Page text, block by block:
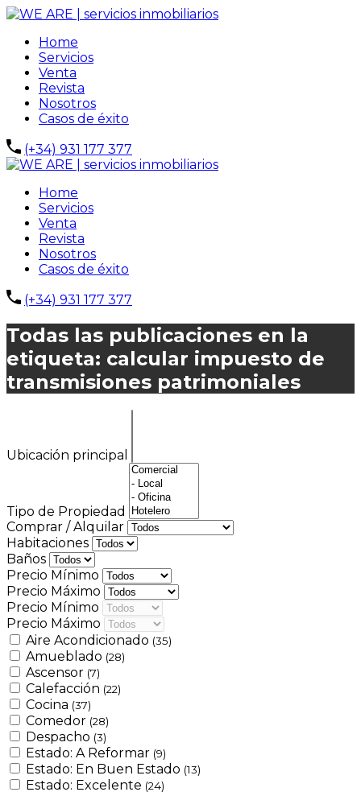
Home
Servicios
Venta
Revista
Nosotros
Casos de éxito
(+34) 931 177 377
Home
Servicios
Venta
Revista
Nosotros
Casos de éxito
(+34) 931 177 377
Todas las publicaciones en la
etiqueta: calcular impuesto de
transmisiones patrimoniales
Ubicación principal
Tipo de Propiedad
Comprar / Alquilar
Habitaciones
Baños
Precio Mínimo
Precio Máximo
Precio Mínimo
Precio Máximo
Aire Acondicionado (35)
Amueblado (28)
Ascensor (7)
Calefacción (22)
Cocina (37)
Comedor (28)
Despacho (3)
Estado: A Reformar (9)
Estado: En Buen Estado (13)
Estado: Excelente (24)